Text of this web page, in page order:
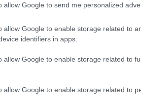
allow Google to send me personalized
allow Google to enable storage related to
identifiers in apps.
allow Google to enable storage related to
allow Google to enable storage related to
leche y un toque de
hacerlas, mezcla 350 g de
un pozo en el centro y añade
esencia de vainilla. Integra
dejar reposar la masa, corta
bocado crujiente por fuera y
taza de té o café.